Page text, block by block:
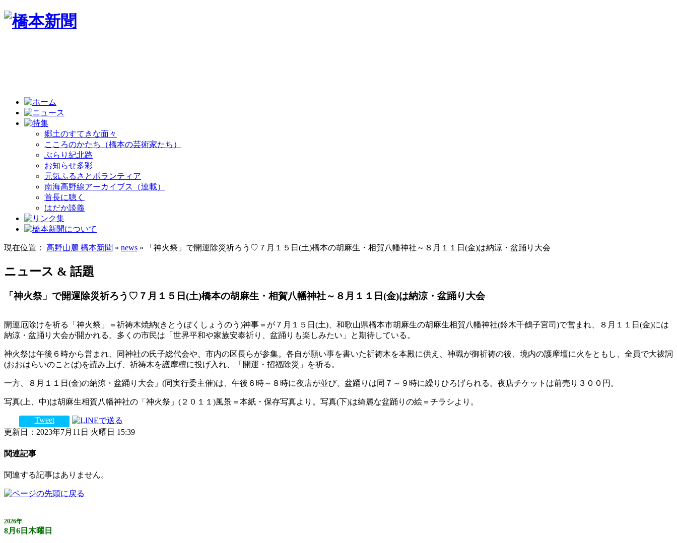
郷土のすてきな面々
こころのかたち（橋本の芸術家たち）
ぶらり紀北路
お知らせ多彩
元気ふるさとボランティア
南海高野線アーカイブス（連載）
首長に聴く
はだか談義
現在位置： 高野山麓 橋本新聞 » news » 「神火祭」で開運除災祈ろう♡７月１５日(土)橋本の胡麻生・相賀八幡神社～８月１１日(金)は納涼・盆踊り大会
ニュース & 話題
「神火祭」で開運除災祈ろう♡７月１５日(土)橋本の胡麻生・相賀八幡神社～８月１１日(金)は納涼・盆踊り大会
開運厄除けを祈る「神火祭」＝祈祷木焼納(きとうぼくしょうのう)神事＝が７月１５日(土)、和歌山県橋本市胡麻生の胡麻生相賀八幡神社(鈴木千鶴子宮司)で営まれ、８月１１日(金)には
納涼・盆踊り大会が開かれる。多くの市民は「世界平和や家族安泰祈り、盆踊りも楽しみたい」と期待している。
神火祭は午後６時から営まれ、同神社の氏子総代会や、市内の区長らが参集。各自が願い事を書いた祈祷木を本殿に供え、神職が御祈祷の後、境内の護摩壇に火をともし、全員で大祓詞
(おおはらいのことば)を読み上げ、祈祷木を護摩檀に投げ入れ、「開運・招福除災」を祈る。
一方、８月１１日(金)の納涼・盆踊り大会」(同実行委主催)は、午後６時～８時に夜店が並び、盆踊りは同７～９時に繰りひろげられる。夜店チケットは前売り３００円。
写真(上、中)は胡麻生相賀八幡神社の「神火祭」(２０１１)風景＝本紙・保存写真より。写真(下)は綺麗な盆踊りの絵＝チラシより。
Tweet
更新日：2023年7月11日 火曜日 15:39
関連記事
関連する記事はありません。
2026年
8月6日木曜日